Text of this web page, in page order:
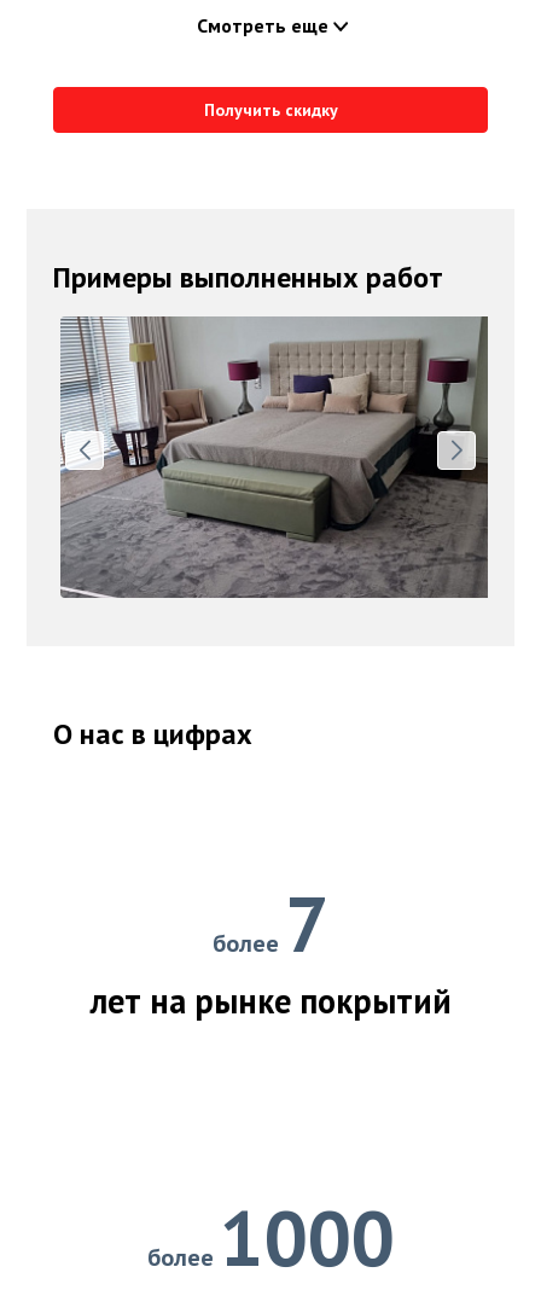
Смотреть еще
Получить скидку
Примеры выполненных работ
О нас в цифрах
более 7
лет на рынке покрытий
более 1000